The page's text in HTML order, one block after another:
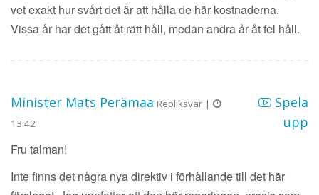
vet exakt hur svårt det är att hålla de här kostnaderna.
Vissa år har det gått åt rätt håll, medan andra år åt fel håll.
Minister Mats Perämaa Repliksvar |
13:42
Spela
upp
Fru talman!
Inte finns det några nya direktiv i förhållande till det här